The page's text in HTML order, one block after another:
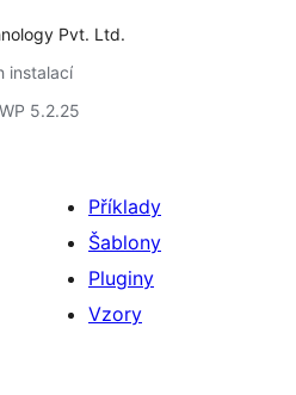
Pvt. Ltd.
instalací
5.2.25
Příklady
Šablony
Pluginy
Vzory